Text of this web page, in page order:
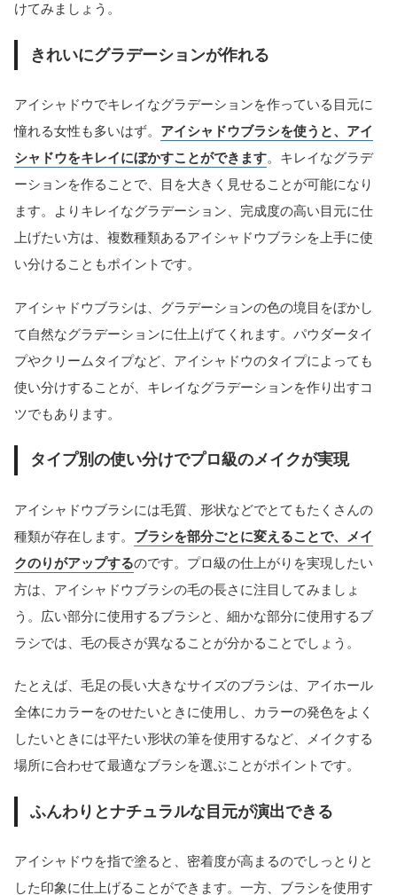
けてみましょう。
きれいにグラデーションが作れる
アイシャドウでキレイなグラデーションを作っている目元に
憧れる女性も多いはず。 アイシャドウブラシを使うと、アイ
シャドウをキレイにぼかすことができます。キレイなグラデ
ーションを作ることで、目を大きく見せることが可能になり
ます。よりキレイなグラデーション、完成度の高い目元に仕
上げたい方は、複数種類あるアイシャドウブラシを上手に使
い分けることもポイントです。
アイシャドウブラシは、グラデーションの色の境目をぼかし
て自然なグラデーションに仕上げてくれます。パウダータイ
プやクリームタイプなど、アイシャドウのタイプによっても
使い分けすることが、キレイなグラデーションを作り出すコ
ツでもあります。
タイプ別の使い分けでプロ級のメイクが実現
アイシャドウブラシには毛質、形状などでとてもたくさんの
種類が存在します。 ブラシを部分ごとに変えることで、メイ
クのりがアップするのです。プロ級の仕上がりを実現したい
方は、アイシャドウブラシの毛の長さに注目してみましょ
う。広い部分に使用するブラシと、細かな部分に使用するブ
ラシでは、毛の長さが異なることが分かることでしょう。
たとえば、毛足の長い大きなサイズのブラシは、アイホール
全体にカラーをのせたいときに使用し、カラーの発色をよく
したいときには平たい形状の筆を使用するなど、メイクする
場所に合わせて最適なブラシを選ぶことがポイントです。
ふんわりとナチュラルな目元が演出できる
アイシャドウを指で塗ると、密着度が高まるのでしっとりと
した印象に仕上げることができます。一方、ブラシを使用す